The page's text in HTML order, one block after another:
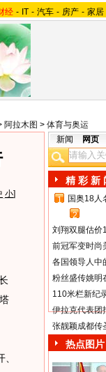
经 - IT - 汽车 - 房产 - 家居
阿拉木图 > 体育与奥运
小]
新闻 网页
精 彩 新
1
国奥18人
2
刘翔双腿估价
前冠军变时尚
各国领导人中
粉丝盛传姚明
110米栏新纪
伊拉克代表团
张靓颖成都传
热点图片